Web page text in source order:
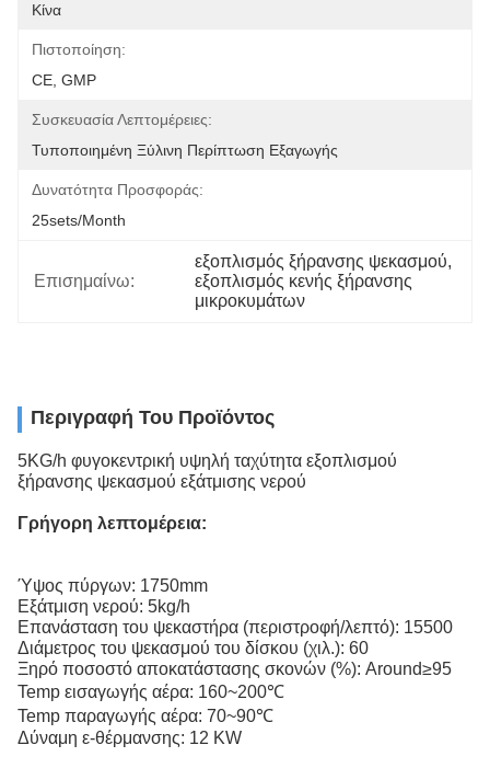
Κίνα
Πιστοποίηση:
CE, GMP
Συσκευασία Λεπτομέρειες:
Τυποποιημένη Ξύλινη Περίπτωση Εξαγωγής
Δυνατότητα Προσφοράς:
25sets/month
Επισημαίνω:
εξοπλισμός ξήρανσης ψεκασμού
εξοπλισμός κενής ξήρανσης
μικροκυμάτων
Περιγραφή Του Προϊόντος
5KG/h φυγοκεντρική υψηλή ταχύτητα εξοπλισμού
ξήρανσης ψεκασμού εξάτμισης νερού
Γρήγορη λεπτομέρεια:
Ύψος πύργων: 1750mm
Εξάτμιση νερού: 5kg/h
Επανάσταση του ψεκαστήρα (περιστροφή/λεπτό): 15500
Διάμετρος του ψεκασμού του δίσκου (χιλ.): 60
Ξηρό ποσοστό αποκατάστασης σκονών (%): Around≥95
Temp εισαγωγής αέρα: 160~200℃
Temp παραγωγής αέρα: 70~90℃
Δύναμη ε-θέρμανσης: 12 KW